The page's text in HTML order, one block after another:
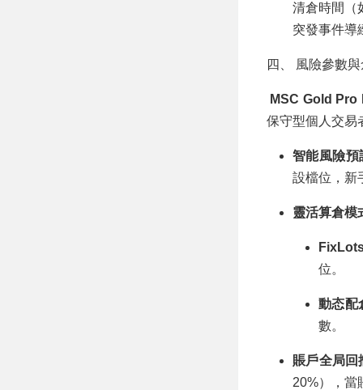
清倉時間（
突發事件導
四、 風險參數
MSC Gold Pro
保守型個人交易
智能風險
設檔位，新
靈活算倉
位。
動态配
數。
賬戶全局
20%），當